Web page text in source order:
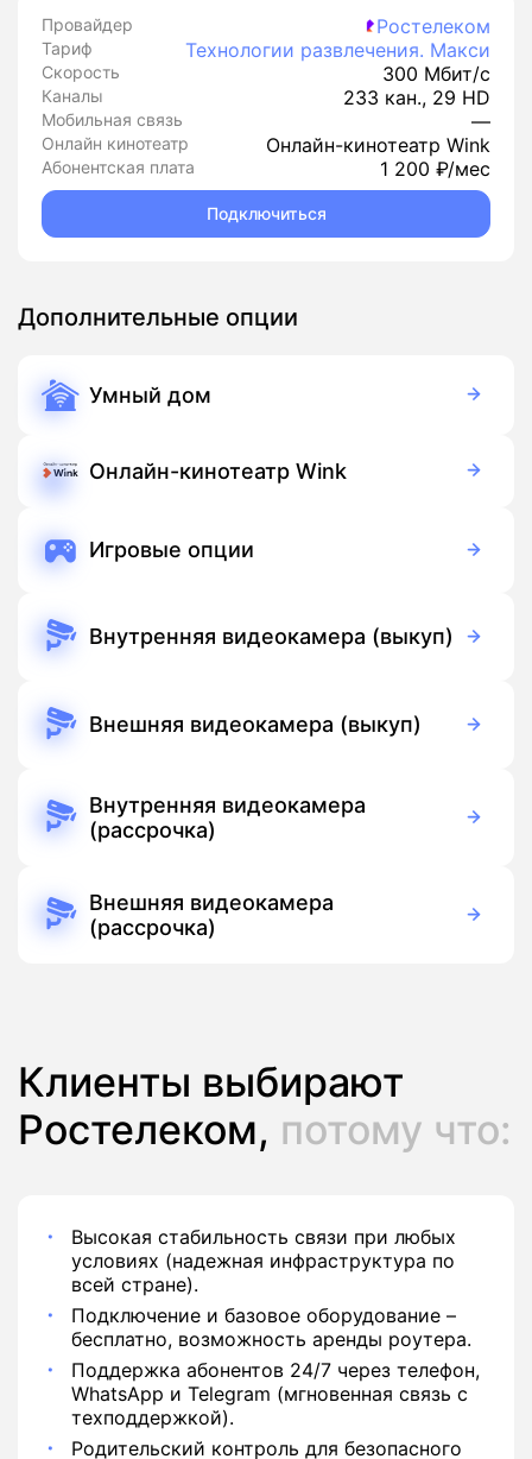
Провайдер Ростелеком
Тариф Технологии развлечения. Макси
Скорость 300 Мбит/с
Каналы 233 кан., 29 HD
Мобильная связь —
Онлайн кинотеатр Онлайн-кинотеатр Wink
Абонентская плата 1 200 ₽/мес
Подключиться
Дополнительные опции
Умный дом
Подписка 900 руб./мес
Онлайн-кинотеатр Wink
Подписка
Игровые опции
Внутренняя видеокамера (выкуп)
Подписка
Внешняя видеокамера (выкуп)
ПодпискаВнутренняя видеокамера
(рассрочка)
ПодпискаВнешняя видеокамера
(рассрочка)
Клиенты выбирают
Ростелеком, потому что:
Высокая стабильность связи при любых
условиях (надежная инфраструктура по
всей стране).
Подключение и базовое оборудование –
бесплатно, возможность аренды роутера.
Поддержка абонентов 24/7 через телефон,
WhatsApp и Telegram (мгновенная связь с
техподдержкой).
Родительский контроль для безопасного